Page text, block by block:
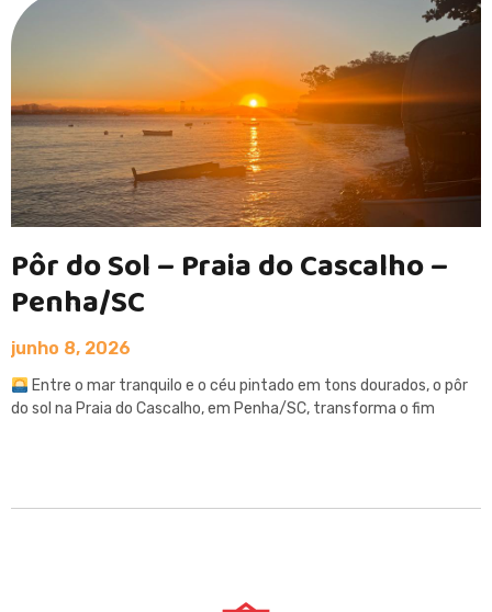
Pôr do Sol – Praia do Cascalho –
Penha/SC
junho 8, 2026
Entre o mar tranquilo e o céu pintado em tons dourados, o pôr
do sol na Praia do Cascalho, em Penha/SC, transforma o fim